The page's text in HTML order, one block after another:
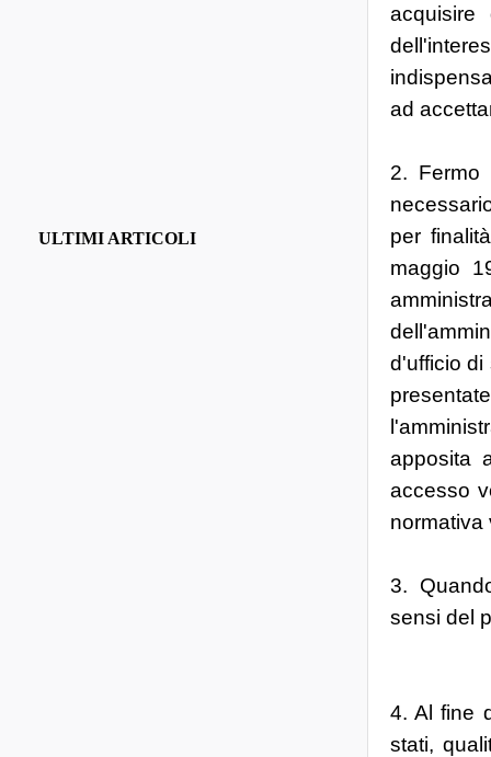
acquisire
ad
2.
per
maggio
d'ufficio di
apposita
accesso
3.
sensi del
4. Al fine
stati,
ULTIMI ARTICOLI